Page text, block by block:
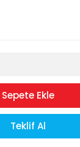
Sepete Ekle
Teklif Al